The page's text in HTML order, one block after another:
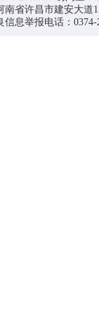
南省许昌市建安大道
信息举报电话：